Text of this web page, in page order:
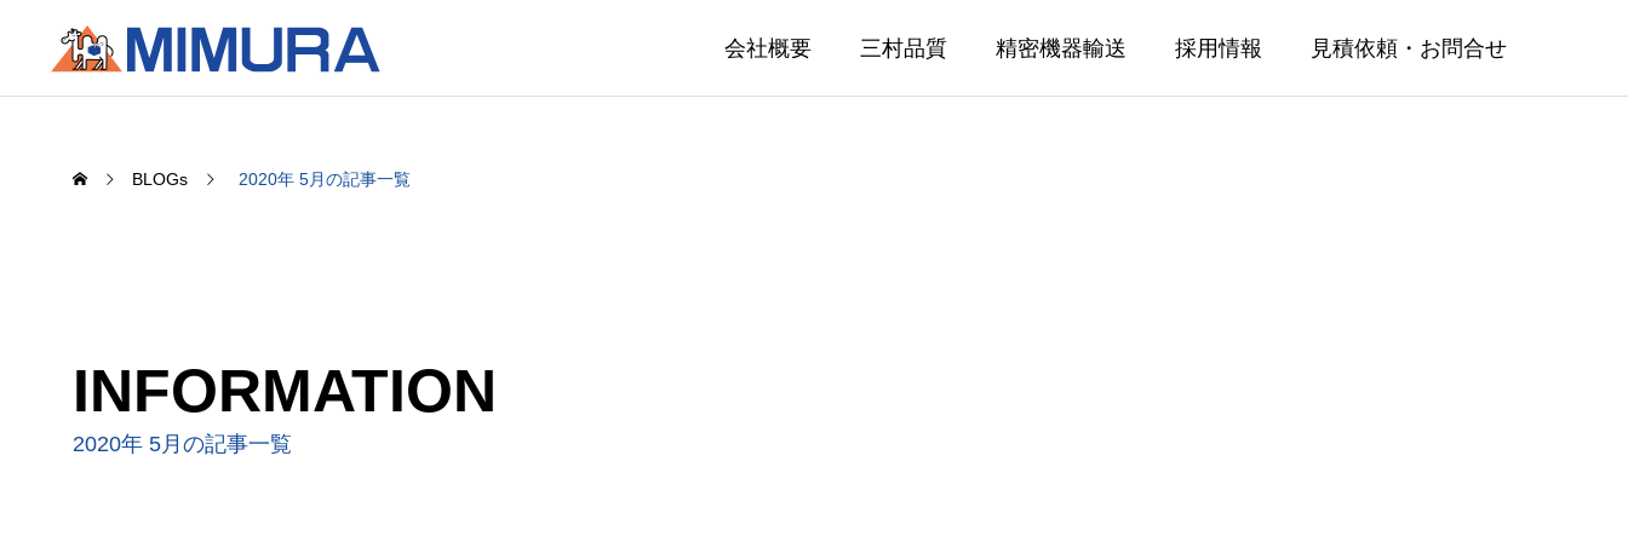
会社概要 三村品質 精密機器輸送 採用情報 見積依頼・お問合せ
BLOGs 2020年 5月の記事一覧
INFORMATION
2020年 5月の記事一覧